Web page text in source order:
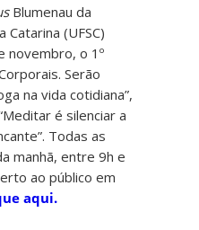
Blumenau da
(UFSC)
novembro, o 1º
Serão
na vida cotidiana”,
é silenciar a
Todas as
manhã, entre 9h e
ao público em
aqui.